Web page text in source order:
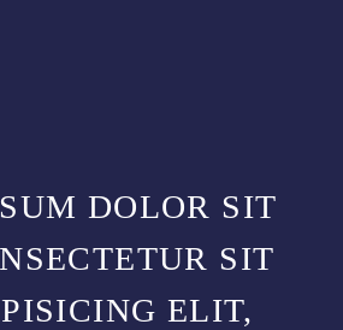
DOLOR SIT
SIT
ELIT,